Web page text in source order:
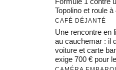
Topolino et roule
CAFÉ DÉJANTÉ
Une rencontre en
au cauchemar : il
voiture et carte
exige 700 € pour